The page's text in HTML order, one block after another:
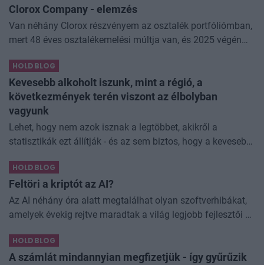
Clorox Company - elemzés
Van néhány Clorox részvényem az osztalék portfóliómban,
mert 48 éves osztalékemelési múltja van, és 2025 végén
dividend king-et. Azt
HOLDBLOG
Kevesebb alkoholt iszunk, mint a régió, a
következmények terén viszont az élbolyban
vagyunk
Lehet, hogy nem azok isznak a legtöbbet, akikről a
statisztikák ezt állítják - és az sem biztos, hogy a kevesebb
Kevesebb alkoholt iszunk
HOLDBLOG
Feltöri a kriptót az AI?
Az AI néhány óra alatt megtalálhat olyan szoftverhibákat,
amelyek évekig rejtve maradtak a világ legjobb fejlesztői és
különösen nagy...
HOLDBLOG
A számlát mindannyian megfizetjük - így gyűrűzik